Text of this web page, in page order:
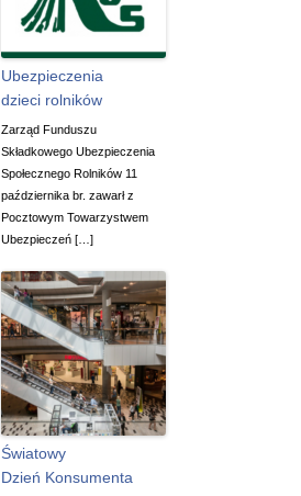
Ubezpieczenia
dzieci rolników
Zarząd Funduszu
Składkowego Ubezpieczenia
Społecznego Rolników 11
października br. zawarł z
Pocztowym Towarzystwem
Ubezpieczeń […]
Światowy
Dzień Konsumenta